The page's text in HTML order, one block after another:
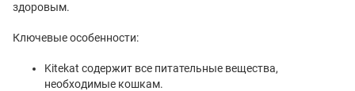
здоровым.
Ключевые особенности:
Kitekat содержит все питательные вещества,
необходимые кошкам.